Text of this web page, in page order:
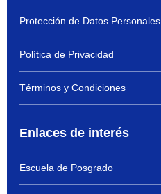
Protección de Datos Personales
Política de Privacidad
Términos y Condiciones
Enlaces de interés
Escuela de Posgrado